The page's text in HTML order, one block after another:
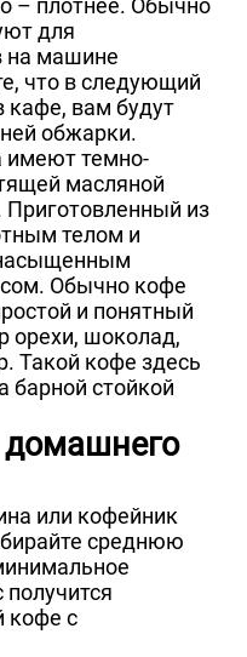
– плотнее. Обычно
для
на машине
что в следующий
кафе, вам будут
обжарки.
имеют темно-
масляной
Приготовленный из
телом и
Обычно кофе
и понятный
орехи, шоколад,
Такой кофе здесь
барной стойкой
или кофейник
среднюю
кофе с